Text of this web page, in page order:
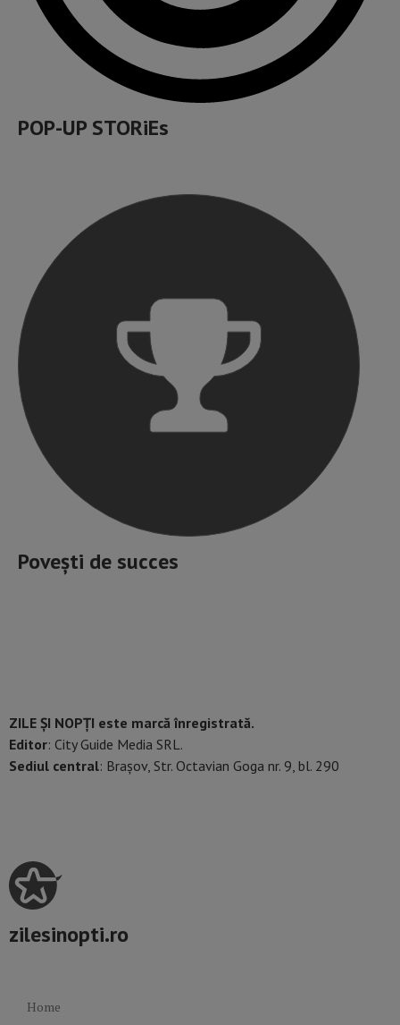
POP-UP STORiEs
Povești de succes
ZILE ȘI NOPȚI este marcă înregistrată.
Editor: City Guide Media SRL.
Sediul central: Brașov, Str. Octavian Goga nr. 9, bl. 290
zilesinopti.ro
Home